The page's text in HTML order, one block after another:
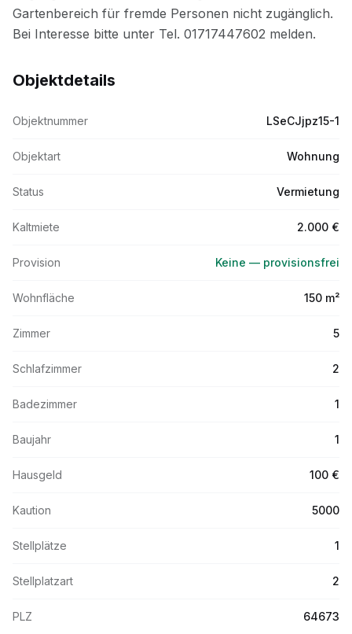
Objektdetails
Objektnummer LSeCJjpz15-1
Objektart Wohnung
Status Vermietung
Kaltmiete 2.000 €
Provision Keine — provisionsfrei
Wohnfläche 150 m²
Zimmer 5
Schlafzimmer 2
Badezimmer 1
Baujahr 1
Hausgeld 100 €
Kaution 5000
Stellplätze 1
Stellplatzart 2
PLZ 64673